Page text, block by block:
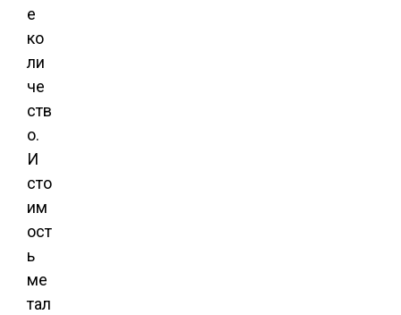
е
ко
ли
че
ств
о.
И
сто
им
ост
ь
ме
тал